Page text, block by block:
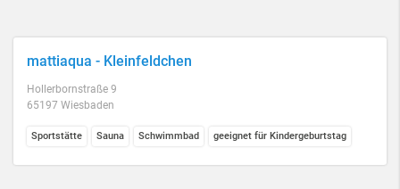
mattiaqua - Kleinfeldchen
Hollerbornstraße 9
65197 Wiesbaden
Sportstätte Sauna Schwimmbad geeignet für Kindergeburtstag